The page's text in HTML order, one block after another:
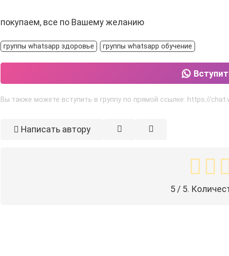
покупаем, все по Вашему желанию
группы whatsapp здоровье группы whatsapp обучение
Вы также можете вступить в группу по прямой ссылке: https://
Написать автору
5 / 5.